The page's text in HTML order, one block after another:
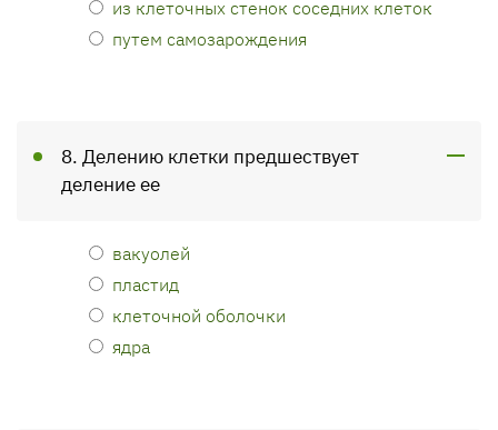
из клеточных стенок соседних клеток
путем самозарождения
8. Делению клетки предшествует
деление ее
вакуолей
пластид
клеточной оболочки
ядра